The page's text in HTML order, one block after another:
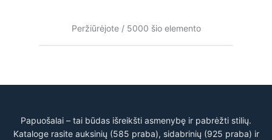
Papuošalai – tai būdas išreikšti asmenybę ir pabrėžti stilių.
Kataloge rasite auksinių (585 praba), sidabrinių (925 praba) ir
Peržiūrėjote / 5000 šio elemento